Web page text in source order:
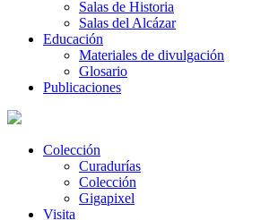
Salas de Historia
Salas del Alcázar
Educación
Materiales de divulgación
Glosario
Publicaciones
Colección
Curadurías
Colección
Gigapixel
Visita